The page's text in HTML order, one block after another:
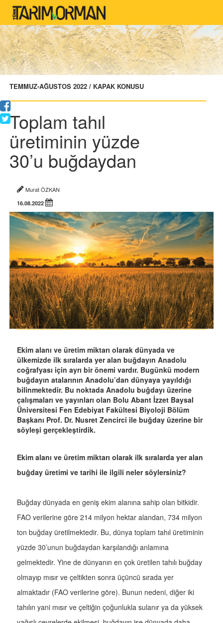
TEMMUZ-AĞUSTOS 2022 / KAPAK KONUSU
Toplam tahıl
üretiminin yüzde
30’u buğdaydan
Murat ÖZKAN
16.08.2022
Ekim alanı ve üretim miktarı olarak dünyada ve
ülkemizde ilk sıralarda yer alan buğdayın Anadolu
coğrafyası için ayrı bir önemi vardır. Bugünkü modern
buğdayın atalarının Anadolu’dan dünyaya yayıldığı
bilinmektedir. Bu noktada Anadolu buğdayı üzerine
çalışmaları ve yayınları olan Bolu Abant İzzet Baysal
Üniversitesi Fen Edebiyat Fakültesi Biyoloji Bölüm
Başkanı Prof. Dr. Nusret Zencirci ile buğday üzerine bir
söyleşi gerçekleştirdik.
Ekim alanı ve üretim miktarı olarak ilk sıralarda yer alan
buğday üretimi ve tarihi ile ilgili neler söylersiniz?
Buğday dünyada en geniş ekim alanına sahip olan bitkidir.
FAO verilerine göre 214 milyon hektar alandan, 734 milyon
ton buğday üretilmektedir. Bu, dünya toplam tahıl üretiminin
yüzde 30’unun buğdaydan karşılandığı anlamına
gelmektedir. Yine de dünyanın en çok üretilen tahılı buğday
olmayıp mısır ve çeltikten sonra üçüncü sırada yer
almaktadır (FAO verilerine göre). Bunun nedeni, diğer iki
tahılın yani mısır ve çeltiğin çoğunlukla sulanır ya da yüksek